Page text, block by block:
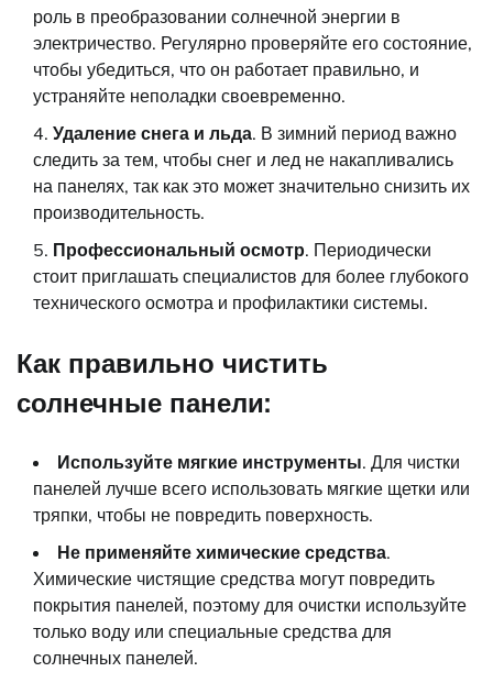
роль в преобразовании солнечной энергии в
электричество. Регулярно проверяйте его состояние,
чтобы убедиться, что он работает правильно, и
устраняйте неполадки своевременно.
Удаление снега и льда. В зимний период важно
следить за тем, чтобы снег и лед не накапливались
на панелях, так как это может значительно снизить их
производительность.
Профессиональный осмотр. Периодически
стоит приглашать специалистов для более глубокого
технического осмотра и профилактики системы.
Как правильно чистить
солнечные панели:
Используйте мягкие инструменты. Для чистки
панелей лучше всего использовать мягкие щетки или
тряпки, чтобы не повредить поверхность.
Не применяйте химические средства.
Химические чистящие средства могут повредить
покрытия панелей, поэтому для очистки используйте
только воду или специальные средства для
солнечных панелей.